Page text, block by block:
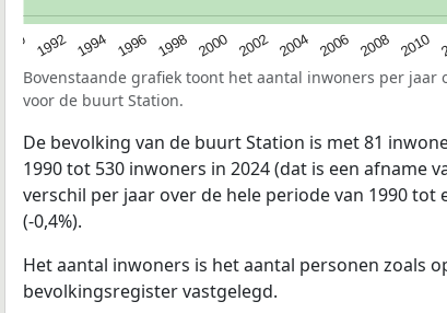
1992 1994 1996 1998 2000 2002 2004 2006 2008 2010
Bovenstaande grafiek toont het aantal inwoners per jaar
voor de buurt Station.
De bevolking van de buurt Station is met 81
1990 tot 530 inwoners in 2024 (dat is een afname
verschil per jaar over de hele periode van 1990 tot
(-0,4%).
Het aantal inwoners is het aantal personen zoals
bevolkingsregister vastgelegd.